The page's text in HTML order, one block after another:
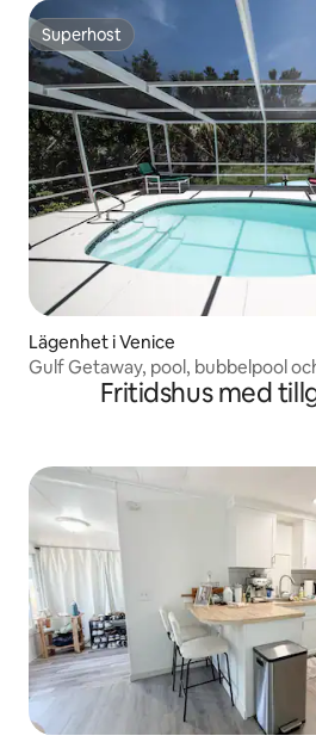
Superhost
Superhost
Lägenhet i Venice
Gulf Getaway, pool, bubbelpool
Fritidshus med